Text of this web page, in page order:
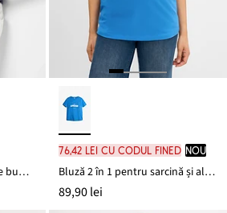
Bluză polo din amestec de bumbac și viscoză
76,42 lei cu codul FINED nou
Bluză 2 în 1 pentru sarcină și alăptare, din bumbac organic
89,90 lei